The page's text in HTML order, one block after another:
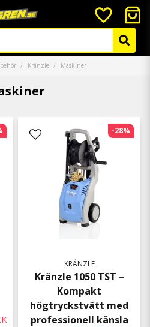
Kränzle Maskiner
KRÄNZLE
Kränzle 1050 TST –
Kompakt
högtryckstvätt med
professionell känsla
-28%